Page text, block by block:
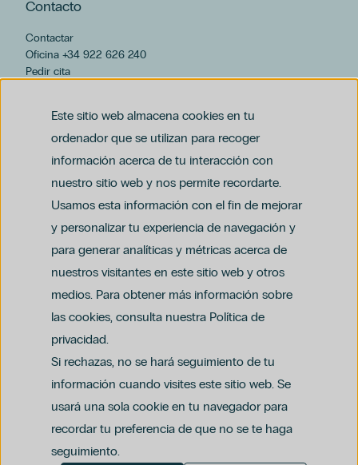
Este sitio web almacena cookies en tu
ordenador que se utilizan para recoger
información acerca de tu interacción con
nuestro sitio web y nos permite recordarte.
Usamos esta información con el fin de mejorar
y personalizar tu experiencia de navegación y
para generar analíticas y métricas acerca de
nuestros visitantes en este sitio web y otros
medios. Para obtener más información sobre
las cookies, consulta nuestra Política de
privacidad.
Si rechazas, no se hará seguimiento de tu
información cuando visites este sitio web. Se
usará una sola cookie en tu navegador para
recordar tu preferencia de que no se te haga
seguimiento.
Contacto
Contactar
Oficina +34 922 626 240
Pedir cita
Política de privacidad y protección de datos
Política del canal ético (PDF)
Política de compliance penal (PDF)